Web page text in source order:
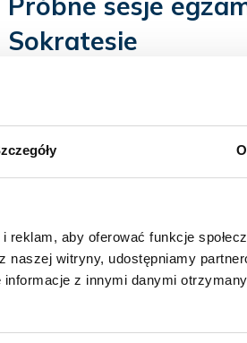
aby oferować funkcje
witryny, udostępniamy
z innymi danymi
Sokratesie
Za nami pierwsza sesja
Advanced oraz Proficiency dla
Czytaj dalej
26 lutego 2026
Próbne egzaminy